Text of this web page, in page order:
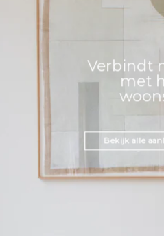
Verbindt
met
Bekijk alle